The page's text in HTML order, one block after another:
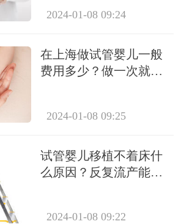
2024-01-08 09:24
在上海做试管婴儿一般
费用多少？做一次就能
2024-01-08 09:25
试管婴儿移植不着床什
么原因？反复流产能做
2024-01-08 09:22